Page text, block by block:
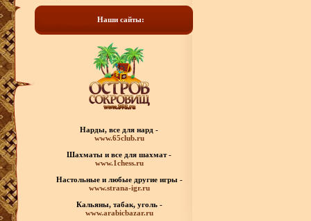
Наши сайты:
Нарды, все для нард -
www.65club.ru
Шахматы и все для шахмат -
www.1chess.ru
Настольные и любые другие игры -
www.strana-igr.ru
Кальяны, табак, уголь -
www.arabicbazar.ru